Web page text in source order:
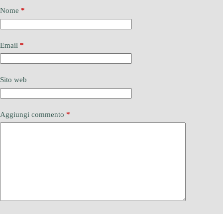
Nome *
Email *
Sito web
Aggiungi commento *